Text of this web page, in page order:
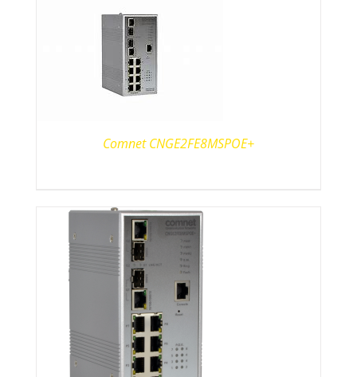
Comnet CNGE2FE8MSPOE+